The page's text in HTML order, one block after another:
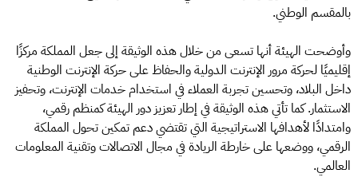
بالمقسم الوطني.
وأوضحت الهيئة أنها تسعى من خلال هذه الوثيقة إلى جعل المملكة مركزًا
إقليميًا لحركة مرور الإنترنت الدولية والحفاظ على حركة الإنترنت الوطنية
داخل البلاد، وتحسين تجربة العملاء في استخدام خدمات الإنترنت، وتحفيز
الاستثمار. كما تأتي هذه الوثيقة في إطار تعزيز دور الهيئة كمنظم رقمي،
وامتدادًا لأهدافها الاستراتيجية التي تقتضي دعم تمكين تحول المملكة
الرقمي، ووضعها على خارطة الريادة في مجال الاتصالات وتقنية المعلومات
العالمي.